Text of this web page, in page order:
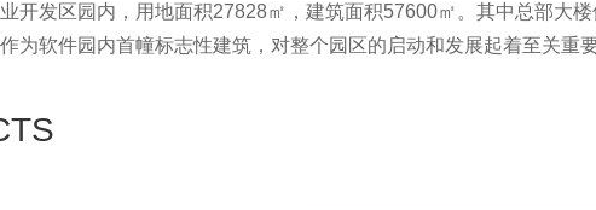
开发区园内，用地面积27828㎡，建筑面积57600㎡。其中总部大
为软件园内首幢标志性建筑，对整个园区的启动和发展起着至关重要